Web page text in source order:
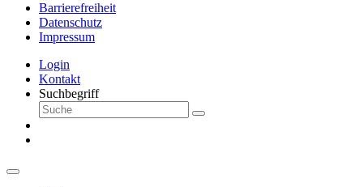
Barrierefreiheit
Datenschutz
Impressum
Login
Kontakt
Suchbegriff